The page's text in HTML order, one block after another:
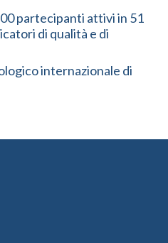
partecipanti attivi in 51
di qualità e di
internazionale di